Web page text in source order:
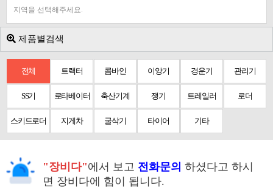
지역을 선택해주세요.
제품별검색
전체 트랙터 콤바인 이앙기 경운기 관리기
SS기 로타베이터 축산기계 쟁기 트레일러 로더
스키드로더 지게차 굴삭기 타이어 기타
"장비다"에서 보고 전화문의 하셨다고 하시
면 장비다에 힘이 됩니다.